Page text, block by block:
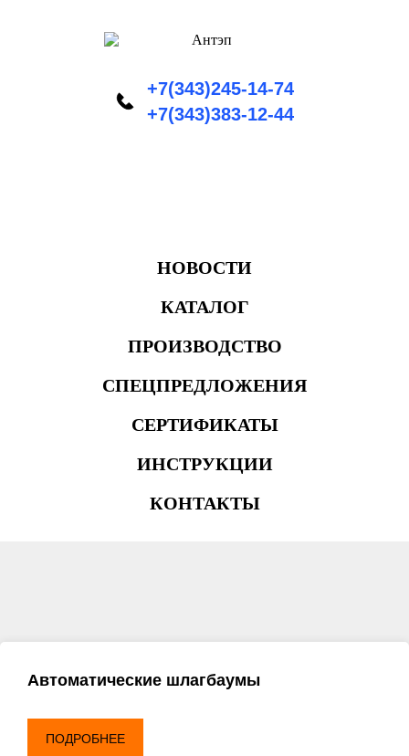
+7(343)245-14-74
+7(343)383-12-44
НОВОСТИ
КАТАЛОГ
ПРОИЗВОДСТВО
СПЕЦПРЕДЛОЖЕНИЯ
СЕРТИФИКАТЫ
ИНСТРУКЦИИ
КОНТАКТЫ
Автоматические шлагбаумы
ПОДРОБНЕЕ